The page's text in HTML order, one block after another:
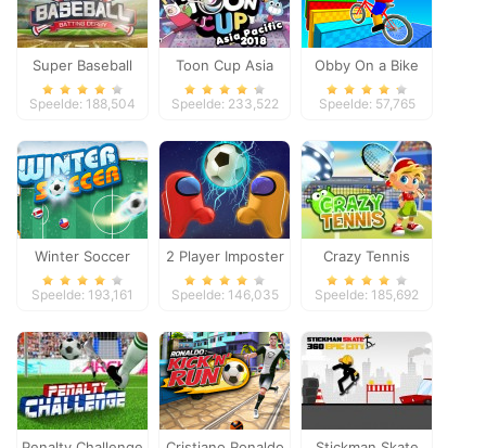
Super Baseball
Speelde: 188,504
Toon Cup Asia
Pacific 2018
Speelde: 233,522
Obby On a Bike
Speelde: 57,765
Winter Soccer
Speelde: 193,161
2 Player Imposter
Soccer
Speelde: 146,035
Crazy Tennis
Speelde: 185,692